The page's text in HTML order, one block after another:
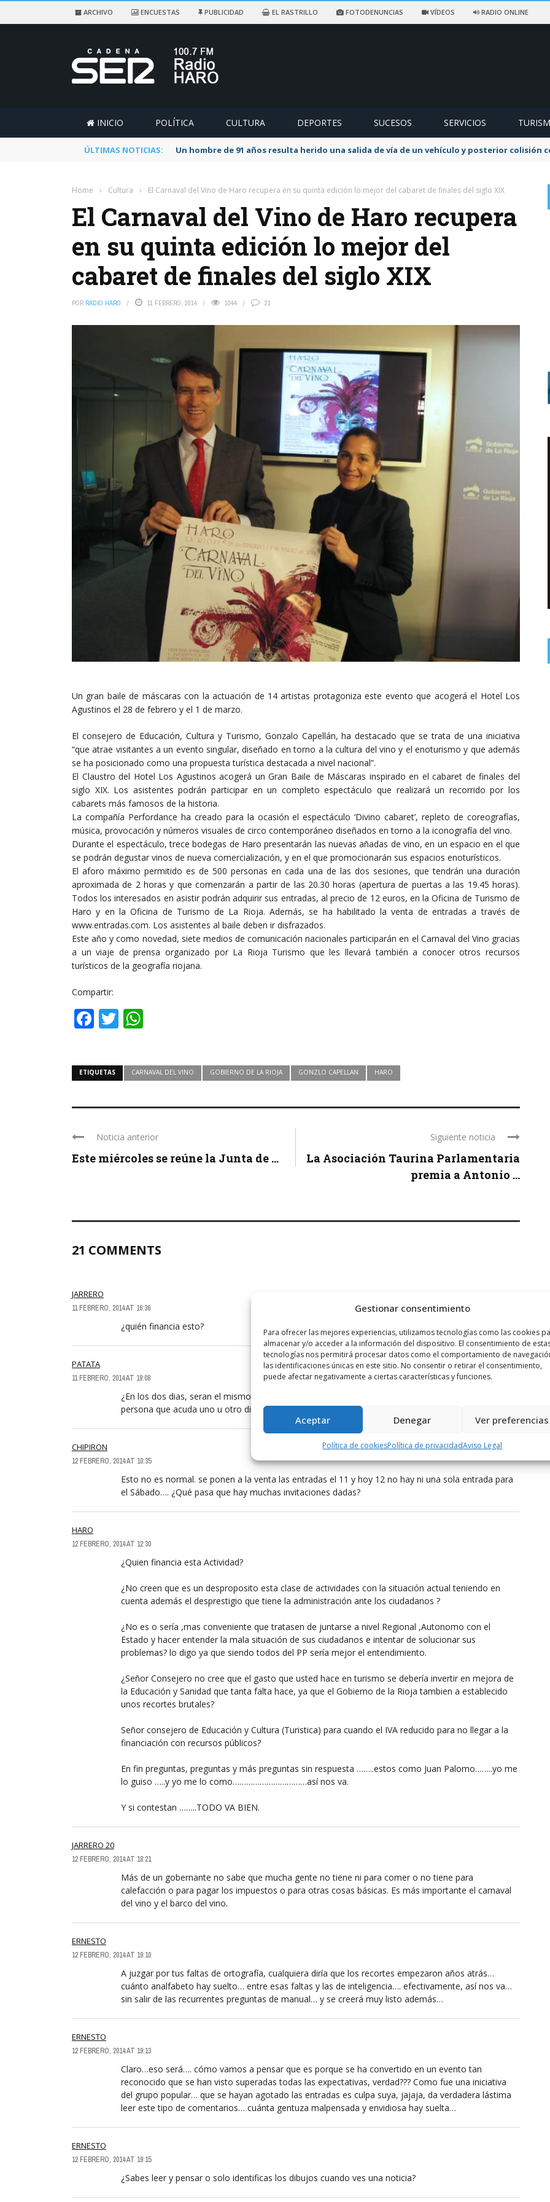
Gestionar consentimiento
Para ofrecer las mejores experiencias, utilizamos tecnologías como las cookies
almacenar y/o acceder a la información del dispositivo. El consentimiento de
tecnologías nos permitirá procesar datos como el comportamiento de
las identificaciones únicas en este sitio. No consentir o retirar el consentimiento,
puede afectar negativamente a ciertas características y funciones.
Aceptar Denegar Ver preferencias
Política de cookiesPolítica de privacidadAviso Legal
ARCHIVO ENCUESTAS PUBLICIDAD EL RASTRILLO FOTODENUNCIAS VÍDEOS RADIO ONLINE
INICIO POLÍTICA CULTURA DEPORTES SUCESOS SERVICIOS
ÚLTIMAS NOTICIAS: Un hombre de 91 años resulta herido una salida de vía de un vehículo y posterior colisión
Home › Cultura › El Carnaval del Vino de Haro recupera en su quinta edición lo mejor del cabaret de finales del siglo XIX
El Carnaval del Vino de Haro recupera
en su quinta edición lo mejor del
cabaret de finales del siglo XIX
POR RADIO HARO 11 FEBRERO, 2014 1044 21
Un gran baile de máscaras con la actuación de 14 artistas protagoniza este evento que acogerá el Hotel Los
Agustinos el 28 de febrero y el 1 de marzo.
El consejero de Educación, Cultura y Turismo, Gonzalo Capellán, ha destacado que se trata de una iniciativa
“que atrae visitantes a un evento singular, diseñado en torno a la cultura del vino y el enoturismo y que además
se ha posicionado como una propuesta turística destacada a nivel nacional”.
El Claustro del Hotel Los Agustinos acogerá un Gran Baile de Máscaras inspirado en el cabaret de finales del
siglo XIX. Los asistentes podrán participar en un completo espectáculo que realizará un recorrido por los
cabarets más famosos de la historia.
La compañía Perfordance ha creado para la ocasión el espectáculo ‘Divino cabaret’, repleto de coreografías,
música, provocación y números visuales de circo contemporáneo diseñados en torno a la iconografía del vino.
Durante el espectáculo, trece bodegas de Haro presentarán las nuevas añadas de vino, en un espacio en el que
se podrán degustar vinos de nueva comercialización, y en el que promocionarán sus espacios enoturísticos.
El aforo máximo permitido es de 500 personas en cada una de las dos sesiones, que tendrán una duración
aproximada de 2 horas y que comenzarán a partir de las 20.30 horas (apertura de puertas a las 19.45 horas).
Todos los interesados en asistir podrán adquirir sus entradas, al precio de 12 euros, en la Oficina de Turismo de
Haro y en la Oficina de Turismo de La Rioja. Además, se ha habilitado la venta de entradas a través de
www.entradas.com. Los asistentes al baile deben ir disfrazados.
Este año y como novedad, siete medios de comunicación nacionales participarán en el Carnaval del Vino gracias
a un viaje de prensa organizado por La Rioja Turismo que les llevará también a conocer otros recursos
turísticos de la geografía riojana.
Compartir:
Facebook
Twitter
ETIQUETAS CARNAVAL DEL VINO GOBIERNO DE LA RIOJA GONZLO CAPELLAN HARO
Noticia anterior
Este miércoles se reúne la Junta de ...
Siguiente noticia
La Asociación Taurina Parlamentaria
premia a Antonio ...
21 COMMENTS
JARRERO
11 FEBRERO, 2014 AT 16:36
¿quién financia esto?
PATATA
11 FEBRERO, 2014 AT 19:08
¿En los dos dias, seran el mismo espectaculo y actos a desarrollar, el que pueda disfrutar la
persona que acuda uno u otro dia, o sera diferente?
CHIPIRON
12 FEBRERO, 2014 AT 10:35
Esto no es normal. se ponen a la venta las entradas el 11 y hoy 12 no hay ni una sola entrada para
el Sábado…. ¿Qué pasa que hay muchas invitaciones dadas?
HARO
12 FEBRERO, 2014 AT 12:30
¿Quien financia esta Actividad?
¿No creen que es un desproposito esta clase de actividades con la situación actual teniendo en
cuenta además el desprestigio que tiene la administración ante los ciudadanos ?
¿No es o sería ,mas conveniente que tratasen de juntarse a nivel Regional ,Autonomo con el
Estado y hacer entender la mala situación de sus ciudadanos e intentar de solucionar sus
problemas? lo digo ya que siendo todos del PP sería mejor el entendimiento.
¿Señor Consejero no cree que el gasto que usted hace en turismo se debería invertir en mejora de
la Educación y Sanidad que tanta falta hace, ya que el Gobierno de la Rioja tambien a establecido
unos recortes brutales?
Señor consejero de Educación y Cultura (Turistica) para cuando el IVA reducido para no llegar a la
financiación con recursos públicos?
En fin preguntas, preguntas y más preguntas sin respuesta ……..estos como Juan Palomo……..yo me
lo guiso …..y yo me lo como……………………………así nos va.
Y si contestan ……..TODO VA BIEN.
JARRERO 20
12 FEBRERO, 2014 AT 18:21
Más de un gobernante no sabe que mucha gente no tiene ni para comer o no tiene para
calefacción o para pagar los impuestos o para otras cosas básicas. Es más importante el carnaval
del vino y el barco del vino.
ERNESTO
12 FEBRERO, 2014 AT 19:10
A juzgar por tus faltas de ortografía, cualquiera diría que los recortes empezaron años atrás…
cuánto analfabeto hay suelto… entre esas faltas y las de inteligencia…. efectivamente, así nos va…
sin salir de las recurrentes preguntas de manual… y se creerá muy listo además…
ERNESTO
12 FEBRERO, 2014 AT 19:13
Claro…eso será…. cómo vamos a pensar que es porque se ha convertido en un evento tan
reconocido que se han visto superadas todas las expectativas, verdad??? Como fue una iniciativa
del grupo popular… que se hayan agotado las entradas es culpa suya, jajaja, da verdadera lástima
leer este tipo de comentarios… cuánta gentuza malpensada y envidiosa hay suelta…
ERNESTO
12 FEBRERO, 2014 AT 19:15
¿Sabes leer y pensar o solo identificas los dibujos cuando ves una noticia?